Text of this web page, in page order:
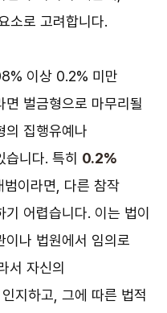
소로 고려합니다.
이상 0.2% 미만
벌금형으로 마무리될
의 집행유예나
니다. 특히 0.2%
범이라면, 다른 참작
어렵습니다. 이는 법이
이나 법원에서 임의로
서 자신의
지하고, 그에 따른 법적